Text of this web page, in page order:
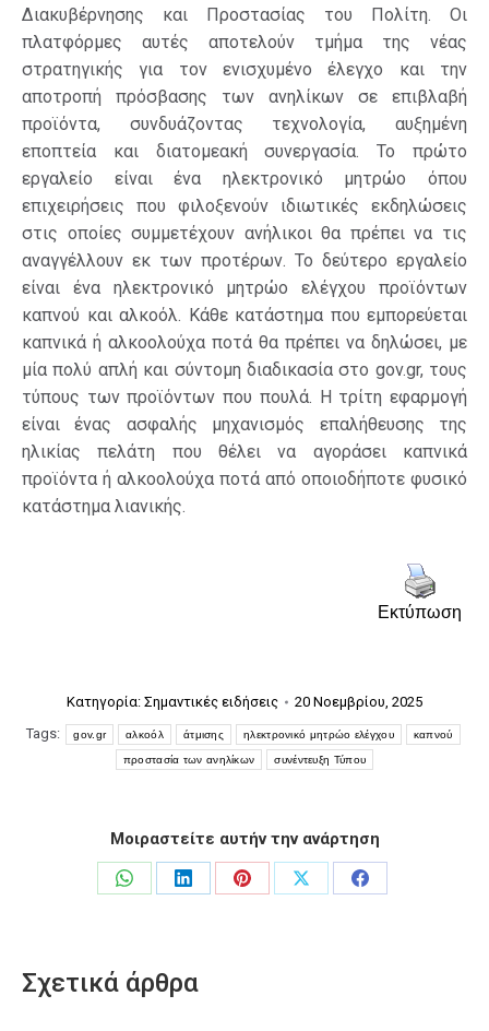
Διακυβέρνησης και Προστασίας του Πολίτη. Οι
πλατφόρμες αυτές αποτελούν τμήμα της νέας
στρατηγικής για τον ενισχυμένο έλεγχο και την
αποτροπή πρόσβασης των ανηλίκων σε επιβλαβή
προϊόντα, συνδυάζοντας τεχνολογία, αυξημένη
εποπτεία και διατομεακή συνεργασία. Το πρώτο
εργαλείο είναι ένα ηλεκτρονικό μητρώο όπου
επιχειρήσεις που φιλοξενούν ιδιωτικές εκδηλώσεις
στις οποίες συμμετέχουν ανήλικοι θα πρέπει να τις
αναγγέλλουν εκ των προτέρων. Το δεύτερο εργαλείο
είναι ένα ηλεκτρονικό μητρώο ελέγχου προϊόντων
καπνού και αλκοόλ. Κάθε κατάστημα που εμπορεύεται
καπνικά ή αλκοολούχα ποτά θα πρέπει να δηλώσει, με
μία πολύ απλή και σύντομη διαδικασία στο gov.gr, τους
τύπους των προϊόντων που πουλά. Η τρίτη εφαρμογή
είναι ένας ασφαλής μηχανισμός επαλήθευσης της
ηλικίας πελάτη που θέλει να αγοράσει καπνικά
προϊόντα ή αλκοολούχα ποτά από οποιοδήποτε φυσικό
κατάστημα λιανικής.
Εκτύπωση
Κατηγορία: Σημαντικές ειδήσεις
20 Νοεμβρίου, 2025
Tags:
gov.gr αλκοόλ άτμισης ηλεκτρονικό μητρώο ελέγχου καπνού
προστασία των ανηλίκων συνέντευξη Τύπου
Μοιραστείτε αυτήν την ανάρτηση
Share
Share
Share
Share
Share
Σχετικά άρθρα